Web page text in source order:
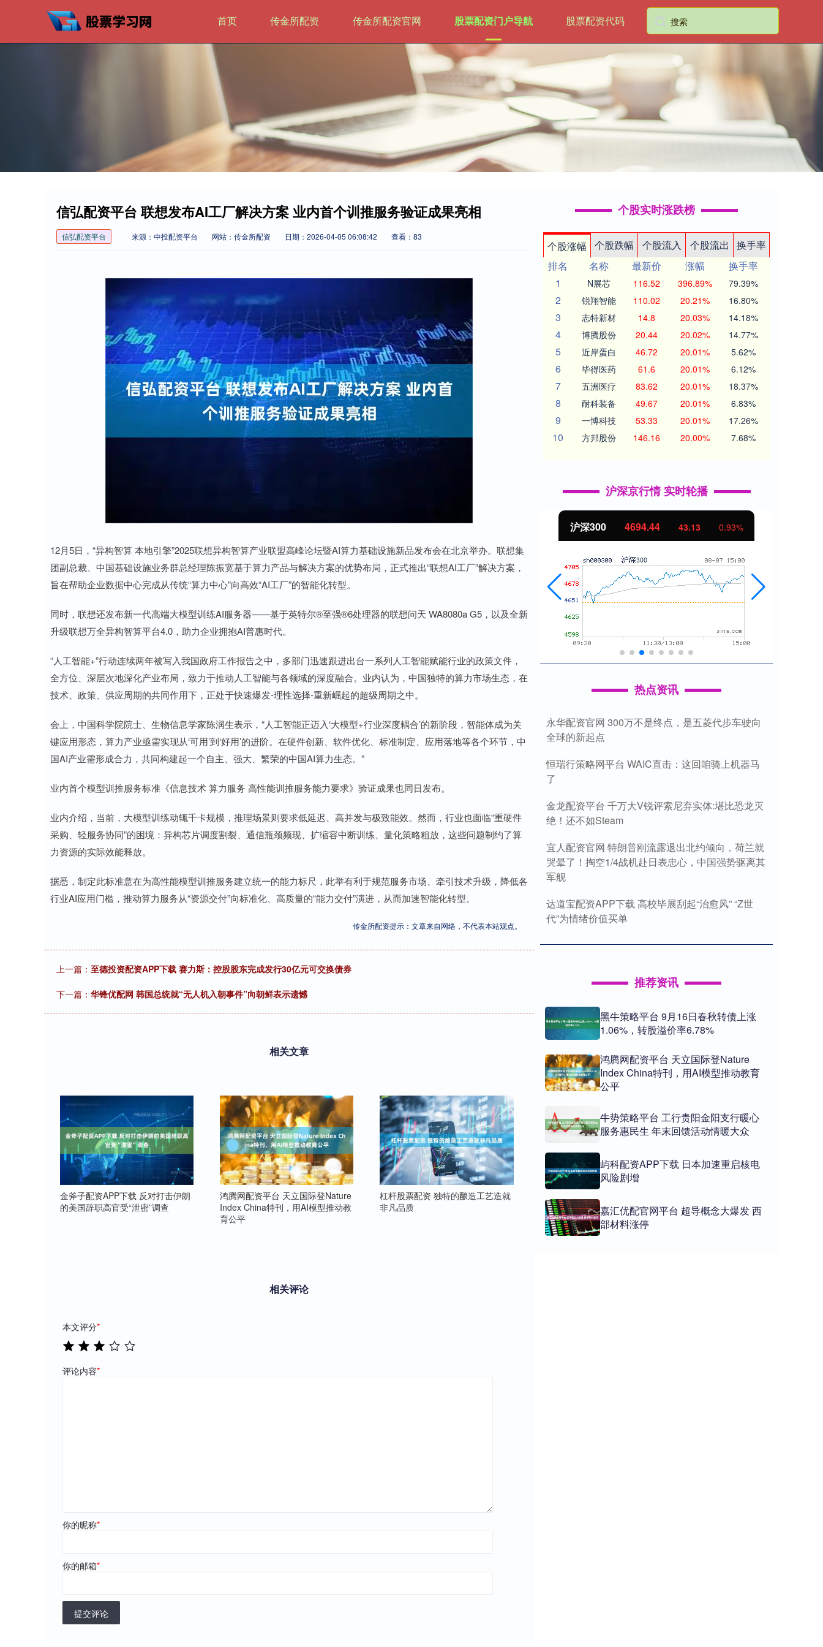
首页 传金所配资 传金所配资官网 股票配资门户导航 股票配资代码
信弘配资平台 联想发布AI工厂解决方案 业内首个训推服务验证成果亮相
信弘配资平台 来源：中投配资平台 网站：传金所配资 日期：2026-04-05 06:08:42 查看：83
12月5日，“异构智算 本地引擎”2025联想异构智算产业联盟高峰论坛暨AI算力基础设施新品发布会在北京举办。联想集
团副总裁、中国基础设施业务群总经理陈振宽基于算力产品与解决方案的优势布局，正式推出“联想AI工厂”解决方案，
旨在帮助企业数据中心完成从传统“算力中心”向高效“AI工厂”的智能化转型。
同时，联想还发布新一代高端大模型训练AI服务器——基于英特尔®至强®6处理器的联想问天 WA8080a G5，以及全新
升级联想万全异构智算平台4.0，助力企业拥抱AI普惠时代。
“人工智能+”行动连续两年被写入我国政府工作报告之中，多部门迅速跟进出台一系列人工智能赋能行业的政策文件，
全方位、深层次地深化产业布局，致力于推动人工智能与各领域的深度融合。业内认为，中国独特的算力市场生态，在
技术、政策、供应周期的共同作用下，正处于快速爆发-理性选择-重新崛起的超级周期之中。
会上，中国科学院院士、生物信息学家陈润生表示，“人工智能正迈入‘大模型+行业深度耦合’的新阶段，智能体成为关
键应用形态，算力产业亟需实现从‘可用’到‘好用’的进阶。在硬件创新、软件优化、标准制定、应用落地等各个环节，中
国AI产业需形成合力，共同构建起一个自主、强大、繁荣的中国AI算力生态。”
业内首个模型训推服务标准《信息技术 算力服务 高性能训推服务能力要求》验证成果也同日发布。
业内介绍，当前，大模型训练动辄千卡规模，推理场景则要求低延迟、高并发与极致能效。然而，行业也面临“重硬件
采购、轻服务协同”的困境：异构芯片调度割裂、通信瓶颈频现、扩缩容中断训练、量化策略粗放，这些问题制约了算
力资源的实际效能释放。
据悉，制定此标准意在为高性能模型训推服务建立统一的能力标尺，此举有利于规范服务市场、牵引技术升级，降低各
行业AI应用门槛，推动算力服务从“资源交付”向标准化、高质量的“能力交付”演进，从而加速智能化转型。
传金所配资提示：文章来自网络，不代表本站观点。
上一篇： 至德投资配资APP下载 赛力斯：控股股东完成发行30亿元可交换债券
下一篇： 华锋优配网 韩国总统就“无人机入朝事件”向朝鲜表示遗憾
相关文章
金斧子配资APP下载 反对打击伊朗
的美国辞职高官受“泄密”调查
鸿腾网配资平台 天立国际登Nature
Index China特刊，用AI模型推动教
育公平
杠杆股票配资 独特的酿造工艺造就
非凡品质
相关评论
本文评分*
评论内容*
你的昵称*
你的邮箱*
提交评论
个股实时涨跌榜
个股涨幅 个股跌幅 个股流入 个股流出
换手率
排名
名称 最新价 涨幅
换手率
1
N展芯 116.52 396.89% 79.39%
2 锐翔智能 110.02 20.21% 16.80%
3 志特新材 14.8 20.03% 14.18%
4 博腾股份 20.44 20.02% 14.77%
5 近岸蛋白 46.72 20.01% 5.62%
6 毕得医药 61.6 20.01% 6.12%
7 五洲医疗 83.62 20.01% 18.37%
8 耐科装备 49.67 20.01% 6.83%
9 一博科技 53.33 20.01% 17.26%
10 方邦股份 146.16 20.00% 7.68%
沪深京行情 实时轮播
上证指数 3940.04 39.68 1.02% 深证成指 14311.01 200.89 沪深300 4694.44 43.13 0.93%
热点资讯
永华配资官网 300万不是终点，是五菱代步车驶向
全球的新起点
恒瑞行策略网平台 WAIC直击：这回咱骑上机器马
了
金龙配资平台 千万大V锐评索尼弃实体:堪比恐龙灭
绝！还不如Steam
宜人配资官网 特朗普刚流露退出北约倾向，荷兰就
哭晕了！掏空1/4战机赴日表忠心，中国强势驱离其
军舰
达道宝配资APP下载 高校毕展刮起“治愈风” “Z世
代”为情绪价值买单
推荐资讯
黑牛策略平台 9月16日春秋转债上涨
1.06%，转股溢价率6.78%
鸿腾网配资平台 天立国际登Nature
Index China特刊，用AI模型推动教育
公平
牛势策略平台 工行贵阳金阳支行暖心
服务惠民生 年末回馈活动情暖大众
屿科配资APP下载 日本加速重启核电
风险剧增
嘉汇优配官网平台 超导概念大爆发 西
部材料涨停